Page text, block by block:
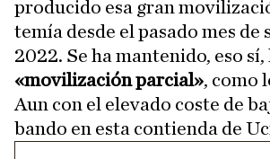
producido esa gran
temía desde el pasado mes de
2022. Se ha mantenido, eso sí,
«movilización parcial», como
Aun con el elevado coste de
bando en esta contienda de